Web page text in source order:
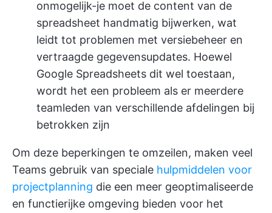
onmogelijk-je moet de content van de
spreadsheet handmatig bijwerken, wat
leidt tot problemen met versiebeheer en
vertraagde gegevensupdates. Hoewel
Google Spreadsheets dit wel toestaan,
wordt het een probleem als er meerdere
teamleden van verschillende afdelingen bij
betrokken zijn
Om deze beperkingen te omzeilen, maken veel
Teams gebruik van speciale hulpmiddelen voor
projectplanning die een meer geoptimaliseerde
en functierijke omgeving bieden voor het